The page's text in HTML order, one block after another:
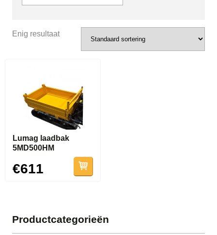
Enig resultaat
Lumag laadbak
5MD500HM
€611
Productcategorieën